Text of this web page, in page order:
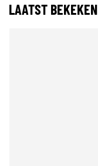
LAATST BEKEKEN